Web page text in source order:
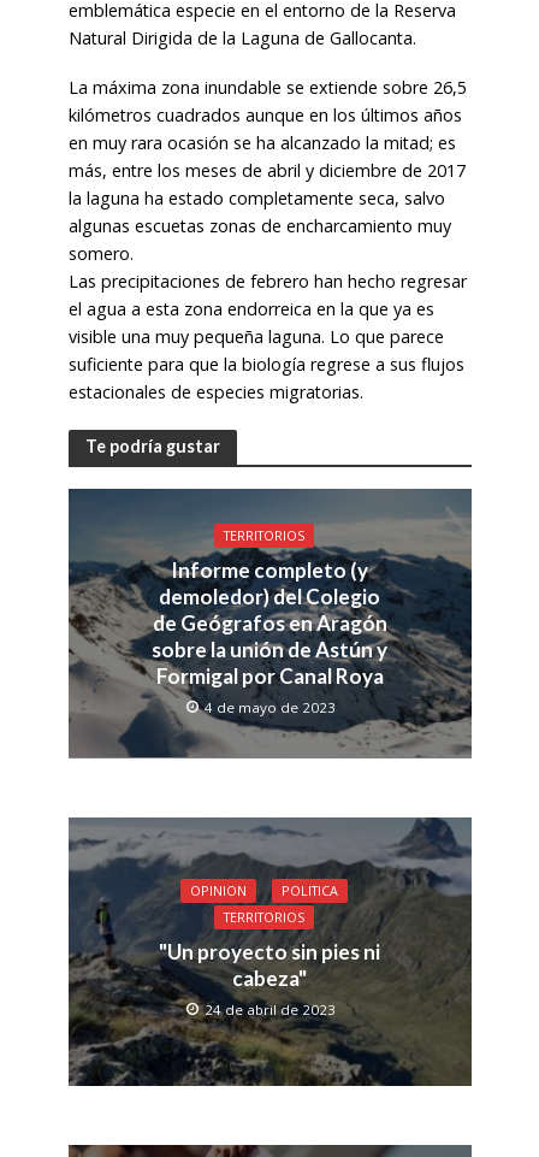
emblemática especie en el entorno de la Reserva
Natural Dirigida de la Laguna de Gallocanta.
La máxima zona inundable se extiende sobre 26,5
kilómetros cuadrados aunque en los últimos años
en muy rara ocasión se ha alcanzado la mitad; es
más, entre los meses de abril y diciembre de 2017
la laguna ha estado completamente seca, salvo
algunas escuetas zonas de encharcamiento muy
somero.
Las precipitaciones de febrero han hecho regresar
el agua a esta zona endorreica en la que ya es
visible una muy pequeña laguna. Lo que parece
suficiente para que la biología regrese a sus flujos
estacionales de especies migratorias.
Te podría gustar
TERRITORIOS
Informe completo (y
demoledor) del Colegio
de Geógrafos en Aragón
sobre la unión de Astún y
Formigal por Canal Roya
4 de mayo de 2023
OPINION
POLITICA
TERRITORIOS
"Un proyecto sin pies ni
cabeza"
24 de abril de 2023